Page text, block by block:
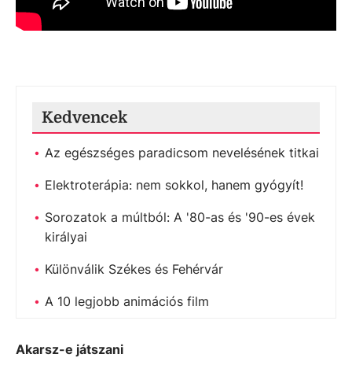
Kedvencek
Az egészséges paradicsom nevelésének titkai
Elektroterápia: nem sokkol, hanem gyógyít!
Sorozatok a múltból: A '80-as és '90-es évek
királyai
Különválik Székes és Fehérvár
A 10 legjobb animációs film
Akarsz-e játszani